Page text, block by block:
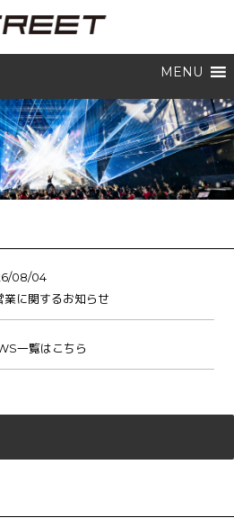
MENU
08/04
業に関するお知らせ
一覧はこちら